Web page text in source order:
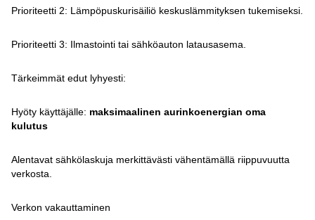
Prioriteetti 2: Lämpöpuskurisäiliö keskuslämmityksen tukemiseksi.
Prioriteetti 3: Ilmastointi tai sähköauton latausasema.
Tärkeimmät edut lyhyesti:
Hyöty käyttäjälle: maksimaalinen aurinkoenergian oma
kulutus
Alentavat sähkölaskuja merkittävästi vähentämällä riippuvuutta
verkosta.
Verkon vakauttaminen